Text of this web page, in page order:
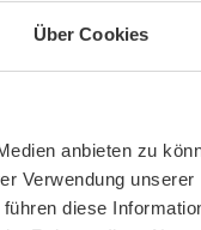
Über Cookies
anbieten zu
Verwendung unserer
diese
dann
Meniskusrisses
anderen